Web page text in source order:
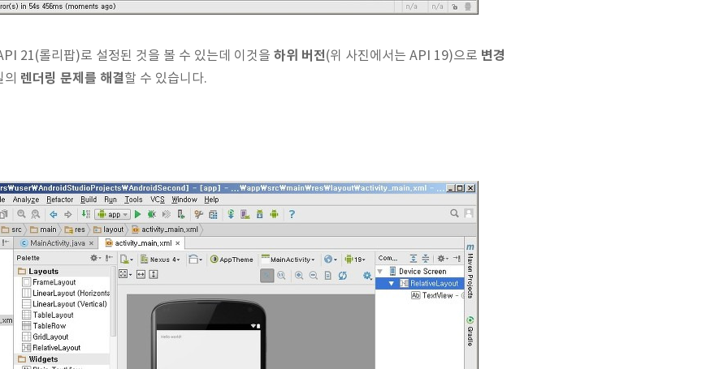
21(롤리팝)로 설정된 것을 볼 수 있는데 이것을 하위 버전(위 사진에서는 API 19)으로 변경
렌더링 문제를 해결할 수 있습니다.